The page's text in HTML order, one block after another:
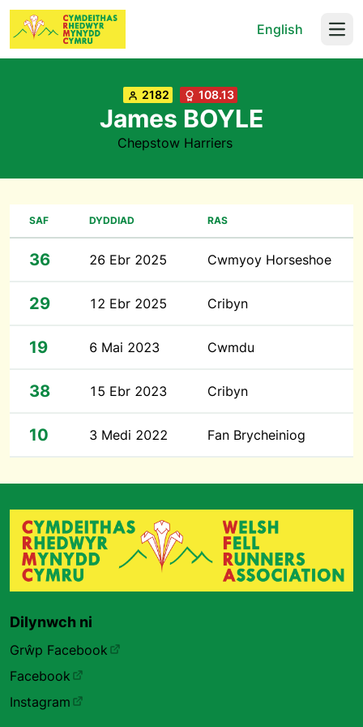
English
2182 108.13
James BOYLE
Chepstow Harriers
SAF DYDDIAD RAS
36 26 Ebr 2025 Cwmyoy Horseshoe
29 12 Ebr 2025 Cribyn
19 6 Mai 2023 Cwmdu
38 15 Ebr 2023 Cribyn
10 3 Medi 2022 Fan Brycheiniog
Dilynwch ni
Grŵp Facebook
Facebook
Instagram